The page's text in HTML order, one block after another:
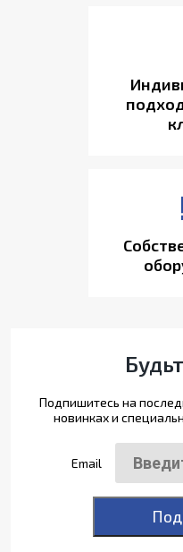
Подпишитесь на
новинках и
Email